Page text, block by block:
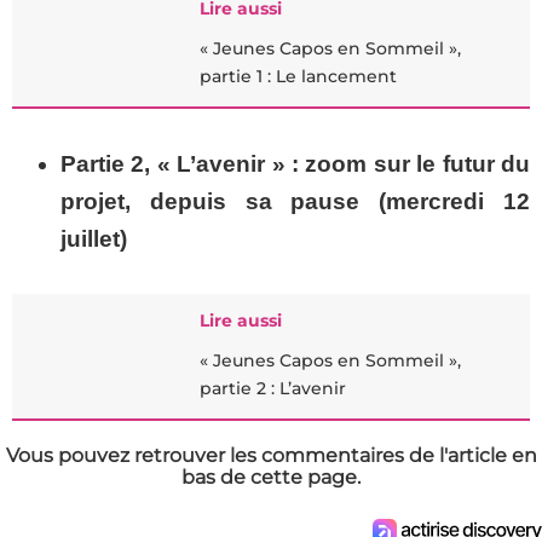
Lire aussi
« Jeunes Capos en Sommeil »,
partie 1 : Le lancement
Partie 2, « L’avenir » : zoom sur le futur du
projet, depuis sa pause (mercredi 12
juillet)
Lire aussi
« Jeunes Capos en Sommeil »,
partie 2 : L’avenir
Vous pouvez retrouver les commentaires de l'article en
bas de cette page.